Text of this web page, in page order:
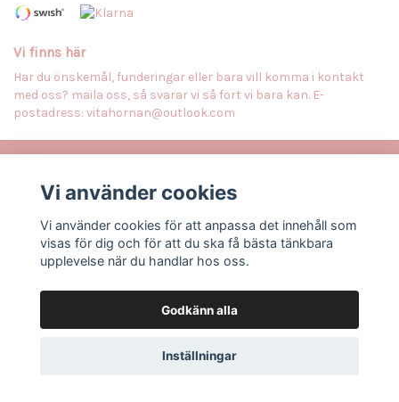
Vi finns här
Har du önskemål, funderingar eller bara vill komma i kontakt
med oss? maila oss, så svarar vi så fort vi bara kan. E-
postadress: vitahornan@outlook.com
© Copyright Vitahörnan
Vi använder cookies
Vi använder cookies för att anpassa det innehåll som
visas för dig och för att du ska få bästa tänkbara
upplevelse när du handlar hos oss.
Godkänn alla
Inställningar